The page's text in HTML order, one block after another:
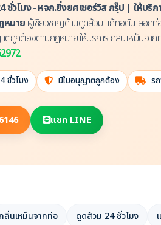
ชั่วโมง - หจก.ยิ่งยศ เซอร์วิส กรุ๊ป | ให้บ
หมาย ผู้เชี่ยวชาญด้านดูดส้วม แก้ท่อตัน ลอกท่
ถูกต้องตามกฎหมาย ให้บริการ กลิ่นเหม็นจา
ชั่วโมง มีใบอนุญาตถูกต้อง ร
แชท LINE
กลิ่นเหม็นจากท่อ ดูดส้วม 24 ชั่วโมง